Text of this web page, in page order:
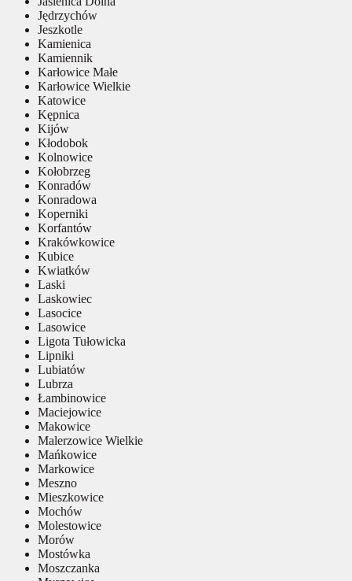
Jędrzychów
Jeszkotle
Kamienica
Kamiennik
Karłowice Małe
Karłowice Wielkie
Katowice
Kępnica
Kijów
Kłodobok
Kolnowice
Kołobrzeg
Konradów
Konradowa
Koperniki
Korfantów
Krakówkowice
Kubice
Kwiatków
Laski
Laskowiec
Lasocice
Lasowice
Ligota Tułowicka
Lipniki
Lubiatów
Lubrza
Łambinowice
Maciejowice
Makowice
Malerzowice Wielkie
Mańkowice
Markowice
Meszno
Mieszkowice
Mochów
Molestowice
Morów
Mostówka
Moszczanka